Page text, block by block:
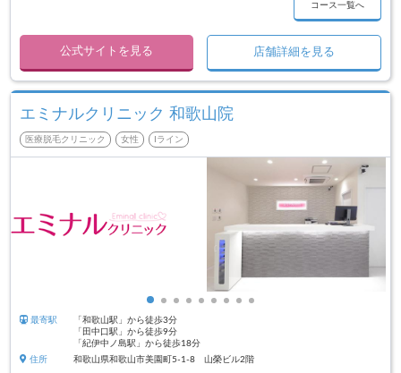
コース一覧へ
公式サイトを見る 店舗詳細を見る
エミナルクリニック 和歌山院
医療脱毛クリニック 女性 Iライン
最寄駅
「和歌山駅」から徒歩3分
「田中口駅」から徒歩9分
「紀伊中ノ島駅」から徒歩18分
住所
和歌山県和歌山市美園町5-1-8 山榮ビル2階